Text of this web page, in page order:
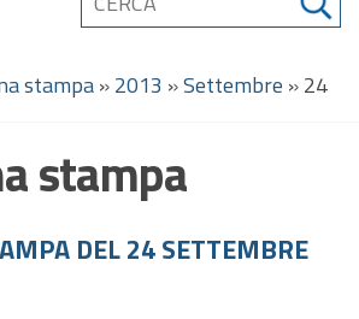
stampa»2013 »Settembre »24
stampa
DEL 24 SETTEMBRE